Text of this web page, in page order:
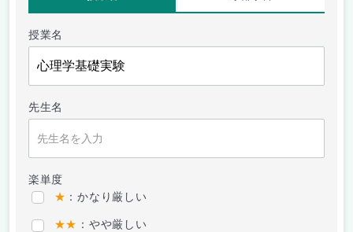
授業名
先生名
楽単度
★ ：かなり厳しい
★★ ：やや厳しい